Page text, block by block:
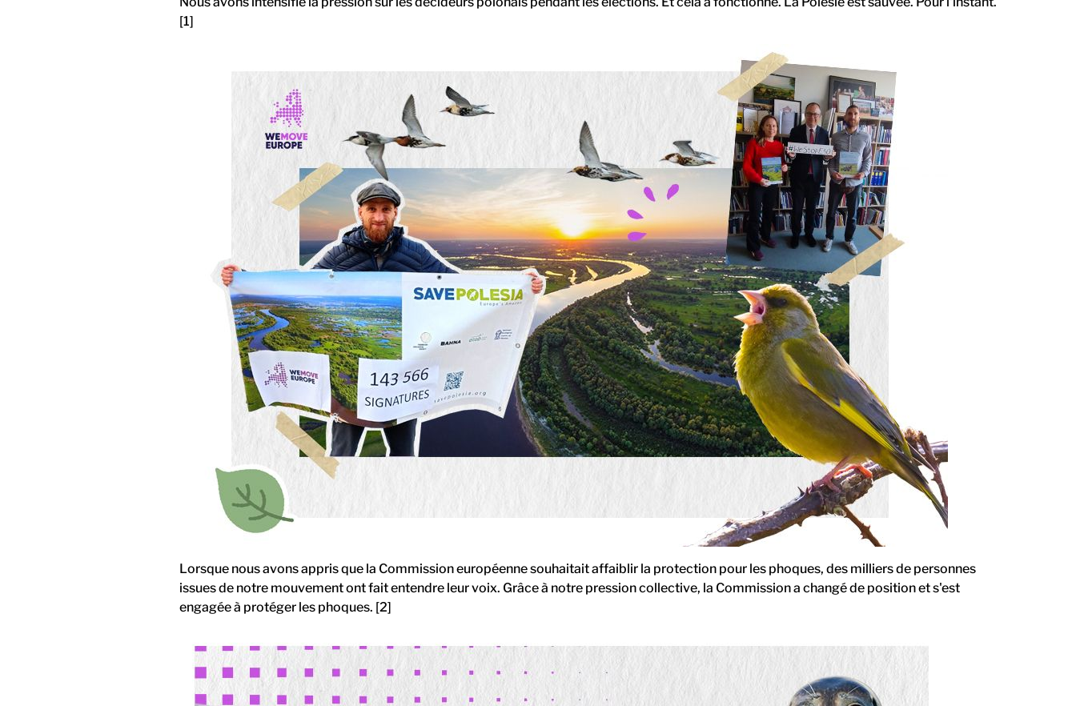
[1]
Lorsque nous avons appris que la Commission européenne souhaitait affaiblir la protection pour les phoques, des milliers de personnes
issues de notre mouvement ont fait entendre leur voix. Grâce à notre pression collective, la Commission a changé de position et s'est
engagée à protéger les phoques. [2]